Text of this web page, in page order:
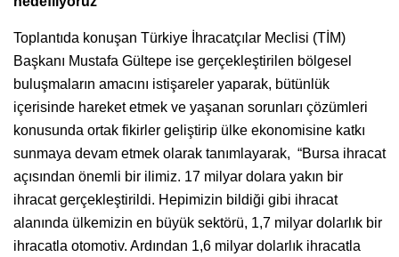
Toplantıda konuşan Türkiye İhracatçılar Meclisi (TİM)
Başkanı Mustafa Gültepe ise gerçekleştirilen bölgesel
buluşmaların amacını istişareler yaparak, bütünlük
içerisinde hareket etmek ve yaşanan sorunları çözümleri
konusunda ortak fikirler geliştirip ülke ekonomisine katkı
sunmaya devam etmek olarak tanımlayarak, “Bursa ihracat
açısından önemli bir ilimiz. 17 milyar dolara yakın bir
ihracat gerçekleştirildi. Hepimizin bildiği gibi ihracat
alanında ülkemizin en büyük sektörü, 1,7 milyar dolarlık bir
ihracatla otomotiv. Ardından 1,6 milyar dolarlık ihracatla